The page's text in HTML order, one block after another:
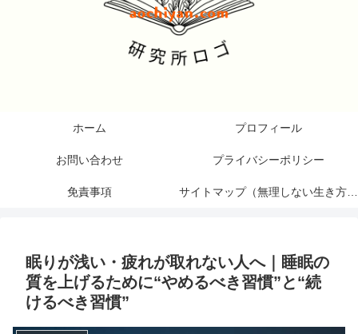
ホーム プロフィール
お問い合わせ プライバシーポリシー
免責事項 サイトマップ（無理しない生き方研究所）
眠りが浅い・疲れが取れない人へ｜睡眠の
質を上げるために“やめるべき習慣”と“続
けるべき習慣”